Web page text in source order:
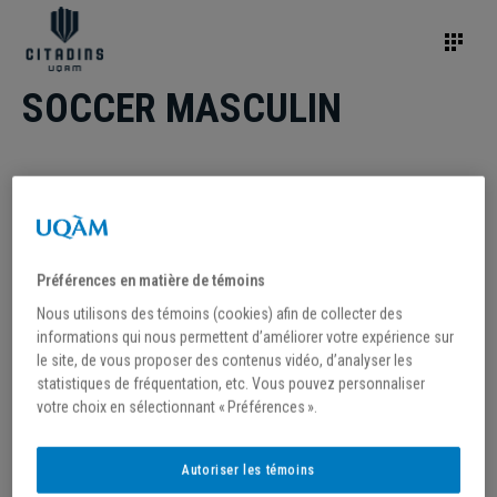
SOCCER MASCULIN
/2021-2022
ALIGNEMENT
Préférences en matière de témoins
Nous utilisons des témoins (cookies) afin de collecter des
informations qui nous permettent d’améliorer votre expérience sur
le site, de vous proposer des contenus vidéo, d’analyser les
statistiques de fréquentation, etc. Vous pouvez personnaliser
votre choix en sélectionnant « Préférences ».
Autoriser les témoins